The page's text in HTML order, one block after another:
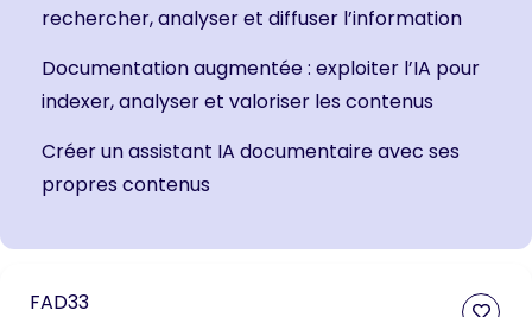
rechercher, analyser et diffuser l’information
Documentation augmentée : exploiter l’IA pour
indexer, analyser et valoriser les contenus
Créer un assistant IA documentaire avec ses
propres contenus
FAD33